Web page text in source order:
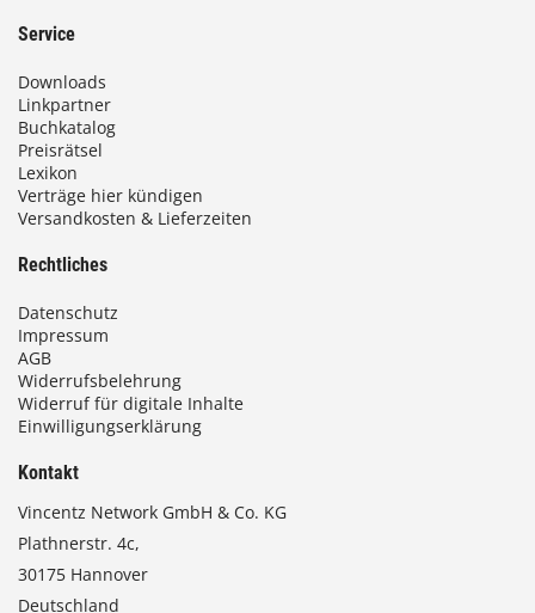
€
Service
Downloads
Linkpartner
Buchkatalog
Preisrätsel
Lexikon
Verträge hier kündigen
Versandkosten & Lieferzeiten
Rechtliches
Datenschutz
Impressum
AGB
Widerrufsbelehrung
Widerruf für digitale Inhalte
Einwilligungserklärung
Kontakt
Vincentz Network GmbH & Co. KG
Plathnerstr. 4c,
30175 Hannover
Deutschland